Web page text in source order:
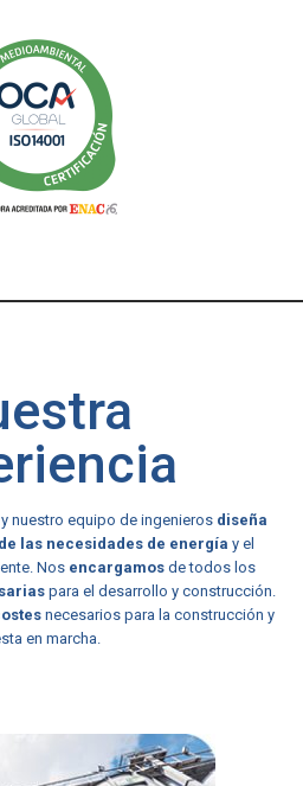
nuestro equipo de ingenieros diseña
las necesidades de energía y el
Nos encargamos de todos los
para el desarrollo y construcción.
necesarios para la construcción y
en marcha.